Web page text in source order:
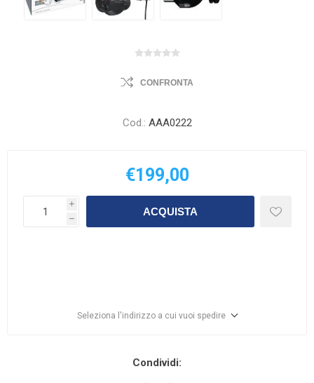
CONFRONTA
Cod.: AAA0222
€199,00
i
h
ACQUISTA
Seleziona l'indirizzo a cui vuoi spedire
Condividi: